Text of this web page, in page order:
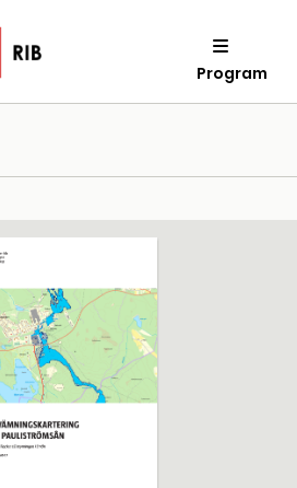
Program